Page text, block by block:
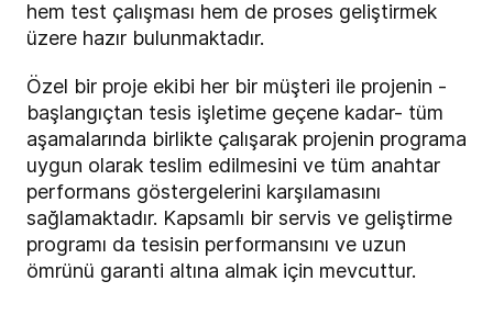
hem test çalışması hem de proses geliştirmek
üzere hazır bulunmaktadır.
Özel bir proje ekibi her bir müşteri ile projenin -
başlangıçtan tesis işletime geçene kadar- tüm
aşamalarında birlikte çalışarak projenin programa
uygun olarak teslim edilmesini ve tüm anahtar
performans göstergelerini karşılamasını
sağlamaktadır. Kapsamlı bir servis ve geliştirme
programı da tesisin performansını ve uzun
ömrünü garanti altına almak için mevcuttur.